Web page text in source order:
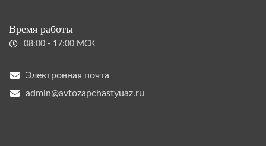
Время работы
08:00 - 17:00 МСК
Электронная почта
admin@avtozapchastyuaz.ru